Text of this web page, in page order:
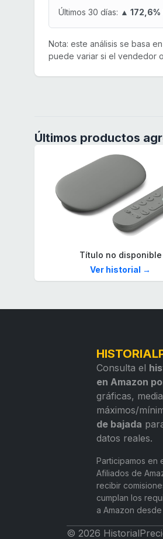
Últimos 30 días: ▲ 172,6%
Nota: este análisis se basa
puede variar si el vendedor
Últimos productos
Título no disponible
Ver historial →
Consulta el
en Amazon
gráficas,
máximos/
de bajada
datos reales.
Participamos en
Afiliados de
recibir
cumplan los
a Amazon
© 2026